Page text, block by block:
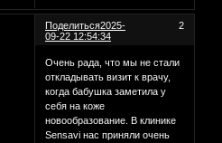
Поделиться 2
2025-
09-22 12:54:34
Очень рада, что мы не стали
откладывать визит к врачу,
когда бабушка заметила у
себя на коже
новообразование. В клинике
Sensavi нас приняли очень